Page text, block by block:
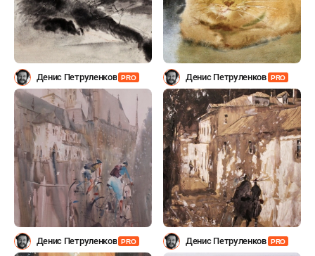
Денис Петруленков PRO Денис Петруленков PRO
Денис Петруленков PRO Денис Петруленков PRO